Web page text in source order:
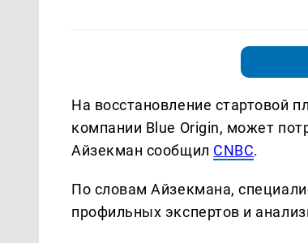
На восстановление стартовой
компании Blue Origin, может
Айзекман сообщил CNBC.
По словам Айзекмана,
профильных экспертов и